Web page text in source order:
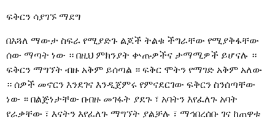
ፍቅርን ሳያገኙ ማደግ
በእጓለ ማውታ ስፍራ የሚያድጉ ልጆች ትልቁ ችግራቸው የሚያቅፋቸው
ሰው ማጣት ነው ። በዚህ ምክንያት ቍጡዎችና ታማሚዎች ይሆናሉ ።
ፍቅርን ማግኘት ብዙ አቅም ይሰጣል ። ፍቅር ሞትን የማገድ አቅም አለው
። ሰዎች መኖርን እንደገና እንዲጀምሩ የምናደርገው ፍቅርን ስንሰጣቸው
ነው ። በልጅነታቸው በብዙ መገፋት ያደጉ ፣ አባትን እየፈለጉ አባት
የራቃቸው ፣ እናትን እየፈለጉ ማግኘት ያልቻሉ ፣ ማኅበረሰቡ ገና ከጠዋቱ